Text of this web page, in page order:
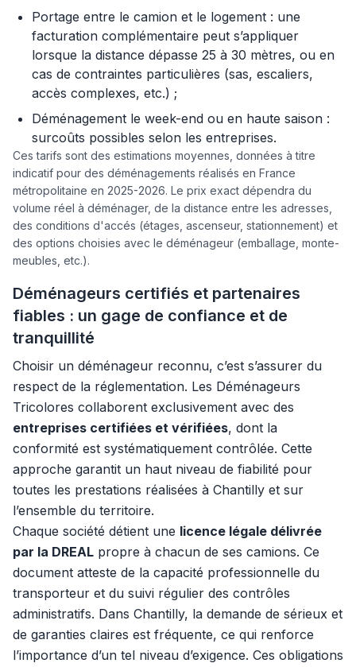
Portage entre le camion et le logement : une
facturation complémentaire peut s’appliquer
lorsque la distance dépasse 25 à 30 mètres, ou en
cas de contraintes particulières (sas, escaliers,
accès complexes, etc.) ;
Déménagement le week-end ou en haute saison :
surcoûts possibles selon les entreprises.
Ces tarifs sont des estimations moyennes, données à titre
indicatif pour des déménagements réalisés en France
métropolitaine en 2025-2026. Le prix exact dépendra du
volume réel à déménager, de la distance entre les adresses,
des conditions d'accés (étages, ascenseur, stationnement) et
des options choisies avec le déménageur (emballage, monte-
meubles, etc.).
Déménageurs certifiés et partenaires
fiables : un gage de confiance et de
tranquillité
Choisir un déménageur reconnu, c’est s’assurer du
respect de la réglementation. Les Déménageurs
Tricolores collaborent exclusivement avec des
entreprises certifiées et vérifiées, dont la
conformité est systématiquement contrôlée. Cette
approche garantit un haut niveau de fiabilité pour
toutes les prestations réalisées à Chantilly et sur
l’ensemble du territoire.
Chaque société détient une licence légale délivrée
par la DREAL propre à chacun de ses camions. Ce
document atteste de la capacité professionnelle du
transporteur et du suivi régulier des contrôles
administratifs. Dans Chantilly, la demande de sérieux et
de garanties claires est fréquente, ce qui renforce
l’importance d’un tel niveau d’exigence. Ces obligations